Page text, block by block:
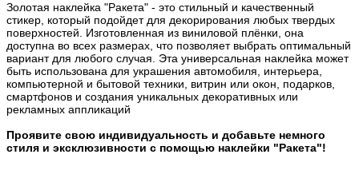
Золотая наклейка "Ракета" - это стильный и качественный
стикер, который подойдет для декорирования любых твердых
поверхностей. Изготовленная из виниловой плёнки, она
доступна во всех размерах, что позволяет выбрать оптимальный
вариант для любого случая. Эта универсальная наклейка может
быть использована для украшения автомобиля, интерьера,
компьютерной и бытовой техники, витрин или окон, подарков,
смартфонов и создания уникальных декоративных или
рекламных аппликаций
Проявите свою индивидуальность и добавьте немного
стиля и эксклюзивности с помощью наклейки "Ракета"!